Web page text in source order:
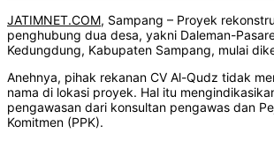
JATIMNET.COM, Sampang – Proyek
penghubung dua desa, yakni Daleman-
Kedungdung, Kabupaten Sampang, mulai
Anehnya, pihak rekanan CV Al-Qudz tidak
nama di lokasi proyek. Hal itu
pengawasan dari konsultan pengawas dan
Komitmen (PPK).